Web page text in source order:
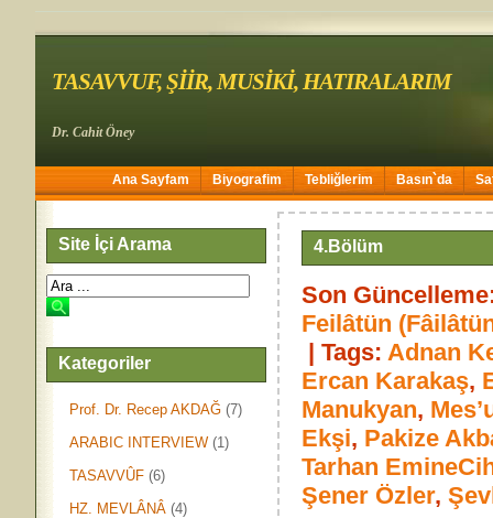
TASAVVUF, ŞİİR, MUSİKİ, HATIRALARIM
Dr. Cahit Öney
Ana Sayfam Biyografim Tebliğlerim Basın`da
Site İçi Arama
Kategoriler
Prof. Dr. Recep AKDAĞ (7)
ARABIC INTERVIEW (1)
TASAVVÛF (6)
HZ. MEVLÂNÂ (4)
4.Bölüm
Son
Feilâtün
|Tags:Adnan
Ercan Karakaş,
Manukyan,
Ekşi, Pakize
Tarhan
Şener Özler,